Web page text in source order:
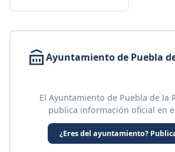
Ayuntamiento de Puebla
El Ayuntamiento de Puebla de la
publica información oficial en
¿Eres del ayuntamiento?